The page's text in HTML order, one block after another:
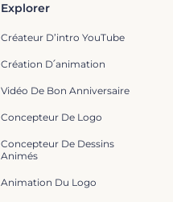
Explorer
Créateur D’intro YouTube
Création D՛animation
Vidéo De Bon Anniversaire
Concepteur De Logo
Concepteur De Dessins
Animés
Animation Du Logo